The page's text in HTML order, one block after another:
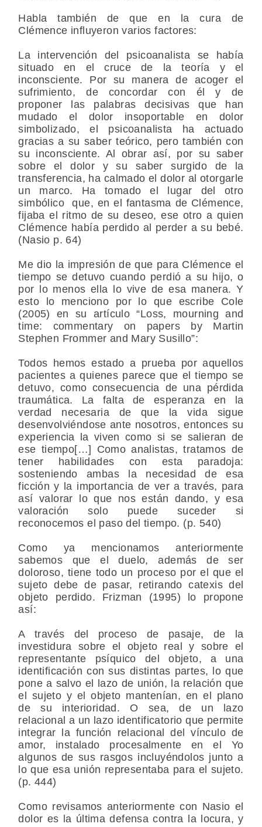
Habla también de que en la cura de
Clémence influyeron varios factores:
La intervención del psicoanalista se había
situado en el cruce de la teoría y el
inconsciente. Por su manera de acoger el
sufrimiento, de concordar con él y de
proponer las palabras decisivas que han
mudado el dolor insoportable en dolor
simbolizado, el psicoanalista ha actuado
gracias a su saber teórico, pero también con
su inconsciente. Al obrar así, por su saber
sobre el dolor y su saber surgido de la
transferencia, ha calmado el dolor al otorgarle
un marco. Ha tomado el lugar del otro
simbólico que, en el fantasma de Clémence,
fijaba el ritmo de su deseo, ese otro a quien
Clémence había perdido al perder a su bebé.
(Nasio p. 64)
Me dio la impresión de que para Clémence el
tiempo se detuvo cuando perdió a su hijo, o
por lo menos ella lo vive de esa manera. Y
esto lo menciono por lo que escribe Cole
(2005) en su artículo “Loss, mourning and
time: commentary on papers by Martin
Stephen Frommer and Mary Susillo”:
Todos hemos estado a prueba por aquellos
pacientes a quienes parece que el tiempo se
detuvo, como consecuencia de una pérdida
traumática. La falta de esperanza en la
verdad necesaria de que la vida sigue
desenvolviéndose ante nosotros, entonces su
experiencia la viven como si se salieran de
ese tiempo[…] Como analistas, tratamos de
tener habilidades con esta paradoja:
sosteniendo ambas la necesidad de esa
ficción y la importancia de ver a través, para
así valorar lo que nos están dando, y esa
valoración solo puede suceder si
reconocemos el paso del tiempo. (p. 540)
Como ya mencionamos anteriormente
sabemos que el duelo, además de ser
doloroso, tiene todo un proceso por el que el
sujeto debe de pasar, retirando catexis del
objeto perdido. Frizman (1995) lo propone
así:
A través del proceso de pasaje, de la
investidura sobre el objeto real y sobre el
representante psíquico del objeto, a una
identificación con sus distintas partes, lo que
pone a salvo el lazo de unión, la relación que
el sujeto y el objeto mantenían, en el plano
de su interioridad. O sea, de un lazo
relacional a un lazo identificatorio que permite
integrar la función relacional del vínculo de
amor, instalado procesalmente en el Yo
algunos de sus rasgos incluyéndolos junto a
lo que esa unión representaba para el sujeto.
(p. 444)
Como revisamos anteriormente con Nasio el
dolor es la última defensa contra la locura, y